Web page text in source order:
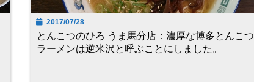
2017/07/28
とんこつのひろ うま馬分店：濃厚な博多とんこつ
ラーメンは逆米沢と呼ぶことにしました。